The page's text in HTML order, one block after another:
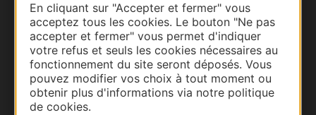
En cliquant sur "Accepter et fermer" vous
acceptez tous les cookies. Le bouton "Ne pas
accepter et fermer" vous permet d'indiquer
votre refus et seuls les cookies nécessaires au
fonctionnement du site seront déposés. Vous
pouvez modifier vos choix à tout moment ou
obtenir plus d'informations via notre politique
de cookies.
Documentation